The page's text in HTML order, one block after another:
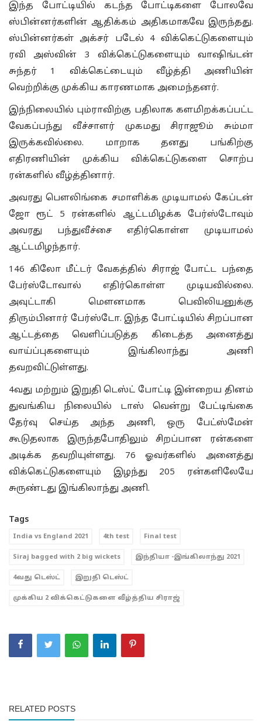
இந்த போட்டியில் கடந்த போட்டிகளை போலவே
ஸ்பின்னர்களின் ஆதிக்கம் அதிகமாகவே இருந்தது.
ஸ்பின்னர்கள் அக்சர் படேல் 4 விக்கெட்டுகளையும்
ரவி அஸ்வின் 3 விக்கெட்டுகளையும் வாஷிங்டன்
சுந்தர் 1 விக்கெட்டையும் வீழ்த்தி அணியின்
வெற்றிக்கு முக்கிய காரணமாக அமைந்தனர்.
இந்நிலையில் பும்ராவிற்கு பதிலாக களமிறக்கப்பட்ட
வேகப்பந்து வீச்சாளர் முகமது சிராஜூம் சும்மா
இருக்கவில்லை. மாறாக தனது பங்கிற்கு
எதிரணியின் முக்கிய விக்கெட்டுகளை சொற்ப
ரன்களில் வீழ்த்தினார்.
அவரது பௌலிங்கை சமாளிக்க முடியாமல் கேப்டன்
ஜோ ரூட் 5 ரன்களில் ஆட்டமிழக்க பேர்ஸ்டோவும்
அவரது பந்துவீச்சை எதிர்கொள்ள முடியாமல்
ஆட்டமிழந்தார்.
146 கிலோ மீட்டர் வேகத்தில் சிராஜ் போட்ட பந்தை
பேர்ஸ்டோவால் எதிர்கொள்ள முடியவில்லை.
அவுட்டாகி மௌனமாக பெவிலியனுக்கு
திரும்பினார் பேர்ஸ்டோ. இந்த போட்டியில் சிறப்பான
ஆட்டத்தை வெளிப்படுத்த கிடைத்த அனைத்து
வாய்ப்புகளையும் இங்கிலாந்து அணி
தவறவிட்டுள்ளது.
4வது மற்றும் இறுதி டெஸ்ட் போட்டி இன்றைய தினம்
துவங்கிய நிலையில் டாஸ் வென்று பேட்டிங்கை
தேர்வு செய்த அந்த அணி, ஒரு பேட்ஸ்மேன்
கூடுதலாக இருந்தபோதிலும் சிறப்பான ரன்களை
அடிக்க தவறியுள்ளது. 76 ஓவர்களில் அனைத்து
விக்கெட்டுகளையும் இழந்து 205 ரன்களிலேயே
சுருண்டது இங்கிலாந்து அணி.
Tags
India vs England 2021 4th test Final test
Siraj bagged with 2 big wickets இந்தியா -இங்கிலாந்து 2021
4வது டெஸ்ட் இறுதி டெஸ்ட்
முக்கிய 2 விக்கெட்டுகளை வீழ்த்திய சிராஜ்
RELATED POSTS